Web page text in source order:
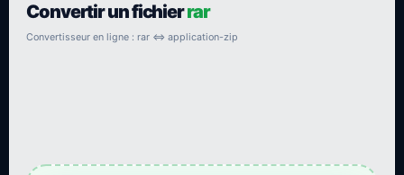
Convertir un fichierrar
Convertisseur en ligne : rar ⇔ application-zip